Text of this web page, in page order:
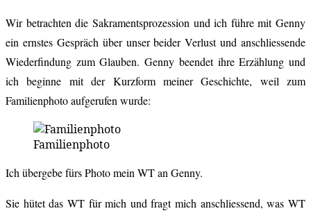
Wir betrachten die Sakramentsprozession und ich führe mit Genny
ein ernstes Gespräch über unser beider Verlust und anschliessende
Wiederfindung zum Glauben. Genny beendet ihre Erzählung und
ich beginne mit der Kurzform meiner Geschichte, weil zum
Familienphoto aufgerufen wurde:
Familienphoto
Ich übergebe fürs Photo mein WT an Genny.
Sie hütet das WT für mich und fragt mich anschliessend, was WT